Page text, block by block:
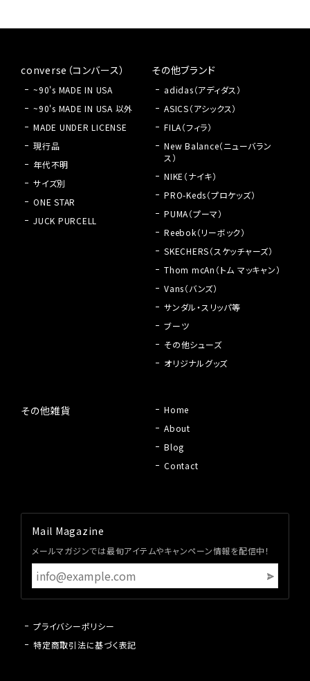
converse（コンバース）
~90's MADE IN USA
~90's MADE IN USA 以外
MADE UNDER LICENSE
現行品
年代不明
サイズ別
ONE STAR
JUCK PURCELL
その他ブランド
adidas（アディダス）
ASICS（アシックス）
FILA（フィラ）
New Balance（ニューバラン
ス）
NIKE（ナイキ）
PRO-Keds（プロケッズ）
PUMA（プーマ）
Reebok（リーボック）
SKECHERS（スケッチャーズ）
Thom mcAn（トム マッキャン）
Vans（バンズ）
サンダル・スリッパ等
ブーツ
その他シューズ
オリジナルグッズ
その他雑貨
Home
About
Blog
Contact
Mail Magazine
メールマガジンでは最旬アイテムやキャンペーン情報を配信中！
プライバシーポリシー
特定商取引法に基づく表記